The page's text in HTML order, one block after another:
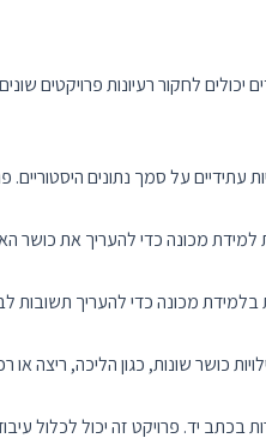
יכולים לחקור רעיונות פרויקטים
על סמך נתונים
מכונה כדי להעריך את כושר
מכונה כדי להעריך תשובות
כושר שונות, כגון הליכה,